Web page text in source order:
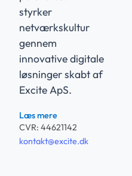
styrker
netværkskultur
gennem
innovative digitale
løsninger skabt af
Excite ApS.
Læs mere
CVR: 44621142
kontakt@excite.dk